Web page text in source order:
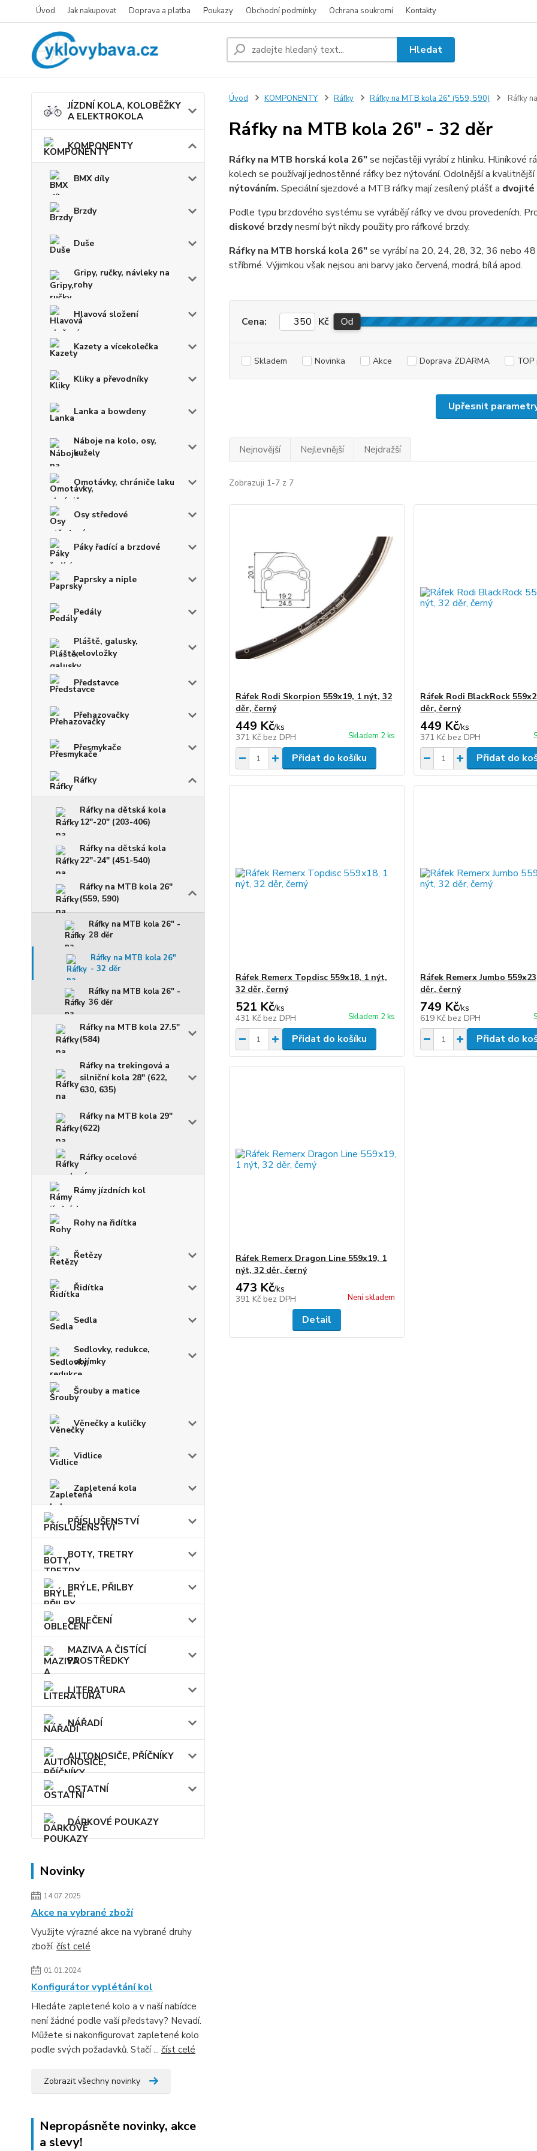
Úvod Jak nakupovat Doprava a platba Poukazy Obchodní podmínky Ochrana soukromí Kontakty
Hledat
JÍZDNÍ KOLA, KOLOBĚŽKY
A ELEKTROKOLA
KOMPONENTY
BMX díly
Brzdy
Duše
Gripy, ručky, návleky na
rohy
Hlavová složení
Kazety a vícekolečka
Kliky a převodníky
Lanka a bowdeny
Náboje na kolo, osy,
kužely
Omotávky, chrániče laku
Osy středové
Páky řadící a brzdové
Paprsky a niple
Pedály
Pláště, galusky,
velovložky
Představce
Přehazovačky
Přesmykače
Ráfky
Ráfky na dětská kola
12"-20" (203-406)
Ráfky na dětská kola
22"-24" (451-540)
Ráfky na MTB kola 26"
(559, 590)
Ráfky na MTB kola 26" -
28 děr
Ráfky na MTB kola 26"
- 32 děr
Ráfky na MTB kola 26" -
36 děr
Ráfky na MTB kola 27.5"
(584)
Ráfky na trekingová a
silniční kola 28" (622,
630, 635)
Ráfky na MTB kola 29"
(622)
Ráfky ocelové
Rámy jízdních kol
Rohy na řidítka
Řetězy
Řidítka
Sedla
Sedlovky, redukce,
objímky
Šrouby a matice
Věnečky a kuličky
Vidlice
Zapletená kola
PŘÍSLUŠENSTVÍ
BOTY, TRETRY
BRÝLE, PŘILBY
OBLEČENÍ
MAZIVA A ČISTÍCÍ
PROSTŘEDKY
LITERATURA
NÁŘADÍ
AUTONOSIČE, PŘÍČNÍKY
OSTATNÍ
DÁRKOVÉ POUKAZY
Novinky
14.07.2025
Akce na vybrané zboží
Využijte výrazné akce na vybrané druhy
zboží. číst celé
01.01.2024
Konfigurátor vyplétání kol
Hledáte zapletené kolo a v naší nabídce
není žádné podle vaší představy? Nevadí.
Můžete si nakonfigurovat zapletené kolo
podle svých požadavků. Stačí ... číst celé
Zobrazit všechny novinky
Nepropásněte novinky, akce
a slevy!
Úvod KOMPONENTY Ráfky Ráfky na MTB kola 26" (559, 590) Ráfky
Ráfky na MTB kola 26" - 32 děr
Ráfky na MTB horská kola 26"se nejčastěji vyrábí z hliníku. Hliníkové
kolech se používají jednostěnné ráfky bez nýtování. Odolnější a
nýtováním. Speciální sjezdové a MTB ráfky mají zesílený plášť a dvojité
Podle typu brzdového systému se vyrábějí ráfky ve dvou provedeních.
diskové brzdynesmí být nikdy použity pro ráfkové brzdy.
Ráfky na MTB horská kola 26"se vyrábí na 20, 24, 28, 32, 36 nebo
stříbrné. Výjimkou však nejsou ani barvy jako červená, modrá, bílá apod.
Upřesnit
Cena: Kč Od
Skladem Novinka Akce Doprava ZDARMA
Nejnovější Nejlevnější Nejdražší
Zobrazuji 1-7 z 7
Ráfek Rodi Skorpion 559x19, 1 nýt, 32
děr, černý
449 Kč/ks
371 Kč bez DPH Skladem 2 ks
Přidat do košíku
Ráfek Rodi BlackRock
děr, černý
449 Kč/ks
371 Kč bez DPH
Přidat do
Ráfek Remerx Topdisc 559x18, 1 nýt,
32 děr, černý
521 Kč/ks
431 Kč bez DPH Skladem 2 ks
Přidat do košíku
Ráfek Remerx Jumbo
děr, černý
749 Kč/ks
619 Kč bez DPH
Přidat do
Ráfek Remerx Dragon Line 559x19, 1
nýt, 32 děr, černý
473 Kč/ks
391 Kč bez DPH Není skladem
Detail